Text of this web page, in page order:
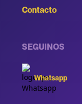
Contacto
SEGUINOS
Whatsapp